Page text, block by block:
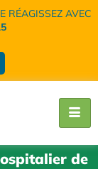
RÉAGISSEZ AVEC
de